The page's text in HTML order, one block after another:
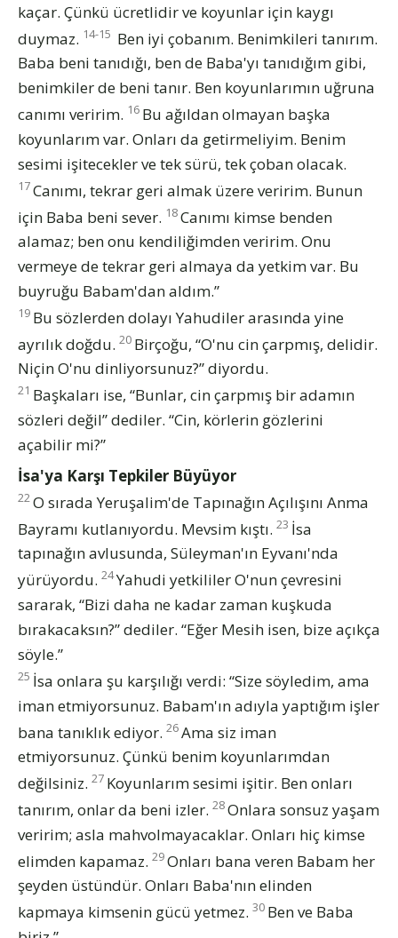
kaçar. Çünkü ücretlidir ve koyunlar için kaygı
duymaz. 14-15 Ben iyi çobanım. Benimkileri tanırım.
Baba beni tanıdığı, ben de Baba'yı tanıdığım gibi,
benimkiler de beni tanır. Ben koyunlarımın uğruna
canımı veririm. 16 Bu ağıldan olmayan başka
koyunlarım var. Onları da getirmeliyim. Benim
sesimi işitecekler ve tek sürü, tek çoban olacak.
17Canımı, tekrar geri almak üzere veririm. Bunun
için Baba beni sever. 18Canımı kimse benden
alamaz; ben onu kendiliğimden veririm. Onu
vermeye de tekrar geri almaya da yetkim var. Bu
buyruğu Babam'dan aldım.”
19 Bu sözlerden dolayı Yahudiler arasında yine
ayrılık doğdu. 20 Birçoğu, “O'nu cin çarpmış, delidir.
Niçin O'nu dinliyorsunuz?” diyordu.
21 Başkaları ise, “Bunlar, cin çarpmış bir adamın
sözleri değil” dediler. “Cin, körlerin gözlerini
açabilir mi?”
İsa'ya Karşı Tepkiler Büyüyor
22O sırada Yeruşalim'de Tapınağın Açılışını Anma
Bayramı kutlanıyordu. Mevsim kıştı. 23 İsa
tapınağın avlusunda, Süleyman'ın Eyvanı'nda
yürüyordu. 24Yahudi yetkililer O'nun çevresini
sararak, “Bizi daha ne kadar zaman kuşkuda
bırakacaksın?” dediler. “Eğer Mesih isen, bize açıkça
söyle.”
25 İsa onlara şu karşılığı verdi: “Size söyledim, ama
iman etmiyorsunuz. Babam'ın adıyla yaptığım işler
bana tanıklık ediyor. 26Ama siz iman
etmiyorsunuz. Çünkü benim koyunlarımdan
değilsiniz. 27 Koyunlarım sesimi işitir. Ben onları
tanırım, onlar da beni izler. 28Onlara sonsuz yaşam
veririm; asla mahvolmayacaklar. Onları hiç kimse
elimden kapamaz. 29Onları bana veren Babam her
şeyden üstündür. Onları Baba'nın elinden
kapmaya kimsenin gücü yetmez. 30 Ben ve Baba